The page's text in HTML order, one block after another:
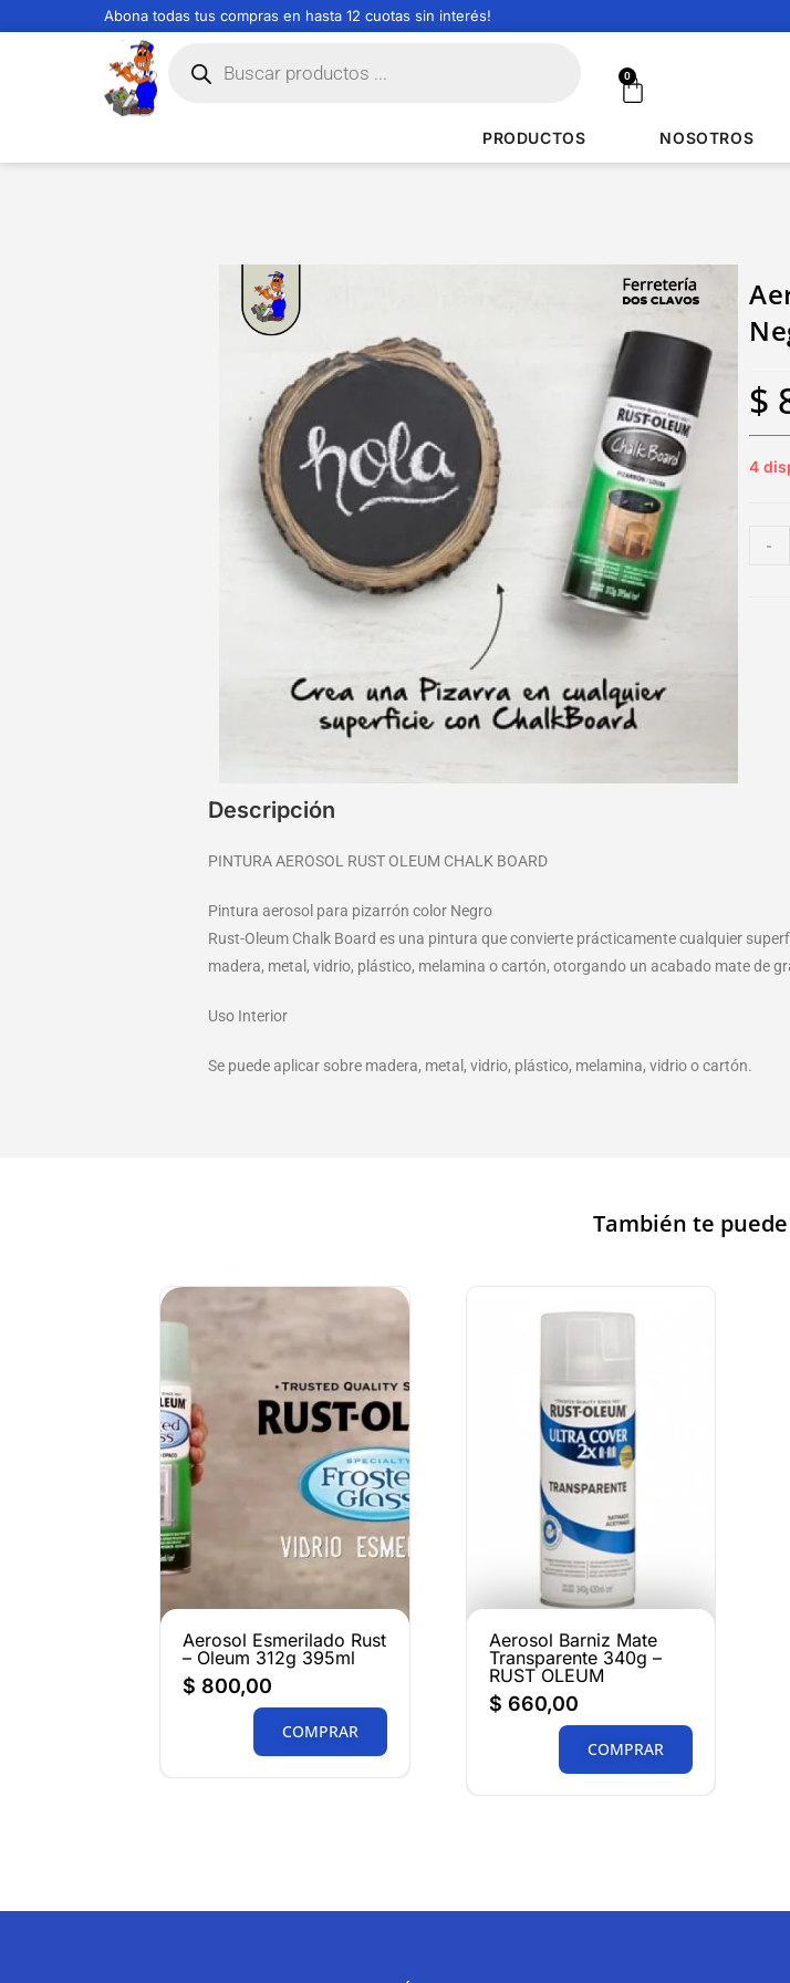
Abona todas tus compras en hasta 12 cuotas sin interés!
0
PRODUCTOS NOSOTROS
$
4
-
Descripción
PINTURA AEROSOL RUST OLEUM CHALK BOARD
Pintura aerosol para pizarrón color Negro
Rust-Oleum Chalk Board es una pintura que convierte prácticamente cualquier
madera, metal, vidrio, plástico, melamina o cartón, otorgando un acabado mate de
Uso Interior
Se puede aplicar sobre madera, metal, vidrio, plástico, melamina, vidrio o cartón.
También te
Aerosol Esmerilado Rust
– Oleum 312g 395ml
$ 800,00
COMPRAR
Aerosol Barniz Mate
Transparente 340g –
RUST OLEUM
$ 660,00
COMPRAR